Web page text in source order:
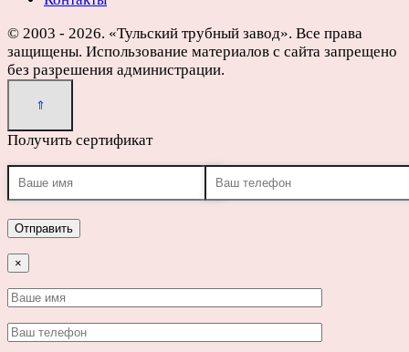
© 2003 - 2026. «Тульский трубный завод». Все права
защищены. Использование материалов с сайта запрещено
без разрешения администрации.
Получить сертификат
×